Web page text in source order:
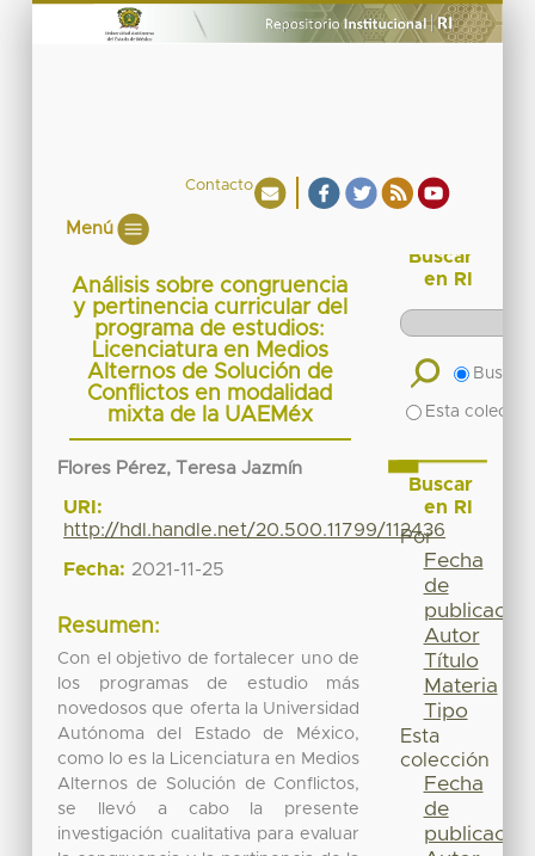
Contacto
Menú
Análisis sobre congruencia
y pertinencia curricular del
programa de estudios:
Licenciatura en Medios
Alternos de Solución de
Conflictos en modalidad
mixta de la UAEMéx
Flores Pérez, Teresa Jazmín
URI:
http://hdl.handle.net/20.500.11799/112436
Fecha: 2021-11-25
Resumen:
Con el objetivo de fortalecer uno de
los programas de estudio más
novedosos que oferta la Universidad
Autónoma del Estado de México,
como lo es la Licenciatura en Medios
Alternos de Solución de Conflictos,
se llevó a cabo la presente
investigación cualitativa para evaluar
Buscar
en RI
Buscar
Esta
Buscar
en RI
Por
Fecha
de
publicación
Autor
Título
Materia
Tipo
Esta
colección
Fecha
de
publicación